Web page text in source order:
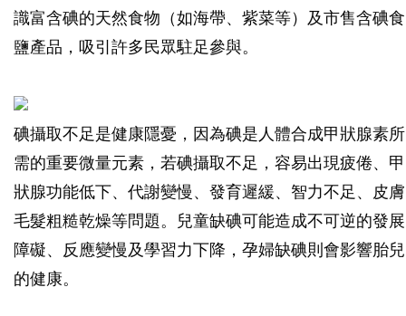
識富含碘的天然食物（如海帶、紫菜等）及市售含碘食
鹽產品，吸引許多民眾駐足參與。
碘攝取不足是健康隱憂，因為碘是人體合成甲狀腺素所
需的重要微量元素，若碘攝取不足，容易出現疲倦、甲
狀腺功能低下、代謝變慢、發育遲緩、智力不足、皮膚
毛髮粗糙乾燥等問題。兒童缺碘可能造成不可逆的發展
障礙、反應變慢及學習力下降，孕婦缺碘則會影響胎兒
的健康。